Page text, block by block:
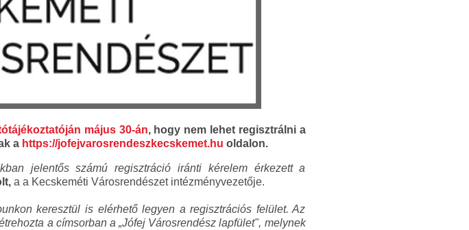
május 30-án, hogy nem lehet regisztrálni a
a https://jofejvarosrendeszkecskemet.hu oldalon.
jelentős számú regisztráció iránti kérelem érkezett a
a a Kecskeméti Városrendészet intézményvezetője.
keresztül is elérhető legyen a regisztrációs felület. Az
a címsorban a „Jófej Városrendész lapfület", melynek